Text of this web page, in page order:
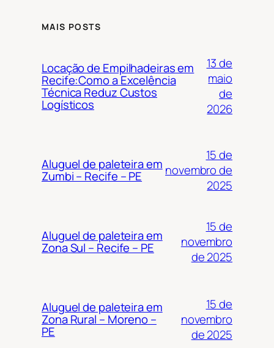
MAIS POSTS
Locação de Empilhadeiras em
Recife:Como a Excelência
Técnica Reduz Custos
Logísticos
13 de
maio
de
2026
Aluguel de paleteira em
Zumbi – Recife – PE
15 de
novembro de
2025
Aluguel de paleteira em
Zona Sul – Recife – PE
15 de
novembro
de 2025
Aluguel de paleteira em
Zona Rural – Moreno –
PE
15 de
novembro
de 2025